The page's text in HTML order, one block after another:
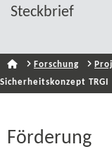
Steckbrief
Forschung
Sicherheitskonzept TRGI
Förderung